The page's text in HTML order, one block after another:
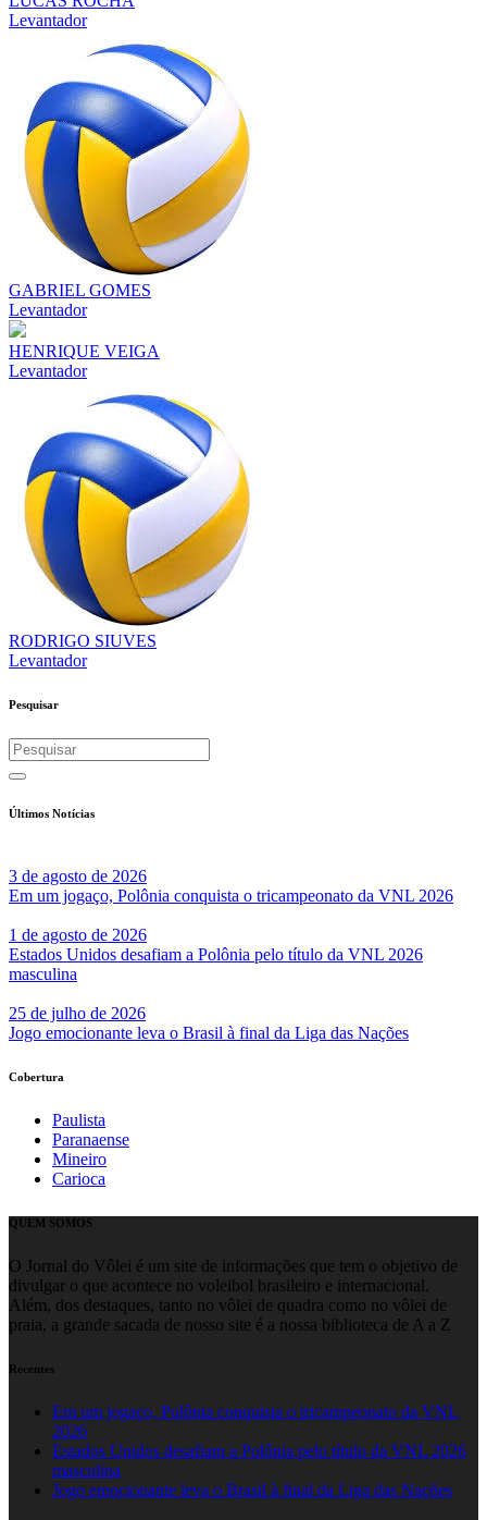
Levantador
GABRIEL GOMES
Levantador
HENRIQUE VEIGA
Levantador
RODRIGO SIUVES
Levantador
Pesquisar
Últimos Notícias
3 de agosto de 2026
Em um jogaço, Polônia conquista o tricampeonato da VNL 2026
1 de agosto de 2026
Estados Unidos desafiam a Polônia pelo título da VNL 2026
masculina
25 de julho de 2026
Jogo emocionante leva o Brasil à final da Liga das Nações
Cobertura
Paulista
Paranaense
Mineiro
Carioca
QUEM SOMOS
O Jornal do Vôlei é um site de informações que tem o objetivo de
divulgar o que acontece no voleibol brasileiro e internacional.
Além, dos destaques, tanto no vôlei de quadra como no vôlei de
praia, a grande sacada de nosso site é a nossa biblioteca de A a Z
Recentes
Em um jogaço, Polônia conquista o tricampeonato da VNL
2026
Estados Unidos desafiam a Polônia pelo título da VNL 2026
masculina
Jogo emocionante leva o Brasil à final da Liga das Nações